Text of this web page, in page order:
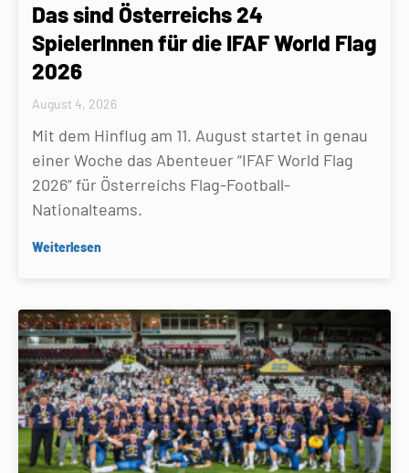
Das sind Österreichs 24
SpielerInnen für die IFAF World Flag
2026
August 4, 2026
Mit dem Hinflug am 11. August startet in genau
einer Woche das Abenteuer “IFAF World Flag
2026” für Österreichs Flag-Football-
Nationalteams.
Weiterlesen